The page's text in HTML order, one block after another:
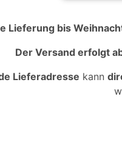
Lieferung bis
Der Versand erfolgt
Lieferadresse kann